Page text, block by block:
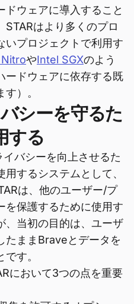
ドウェアに導入すること
はより多くのプロ
いプロジェクトで利用す
やIntel SGXのよう
ードウェアに依存する既
）。
シーを守るた
する
バシーを向上させるた
するシステムとして、
は、他のユーザー/プ
を保護するために使用す
、当初の目的は、ユーザ
たままBraveとデータを
す。
において3つの点を重要